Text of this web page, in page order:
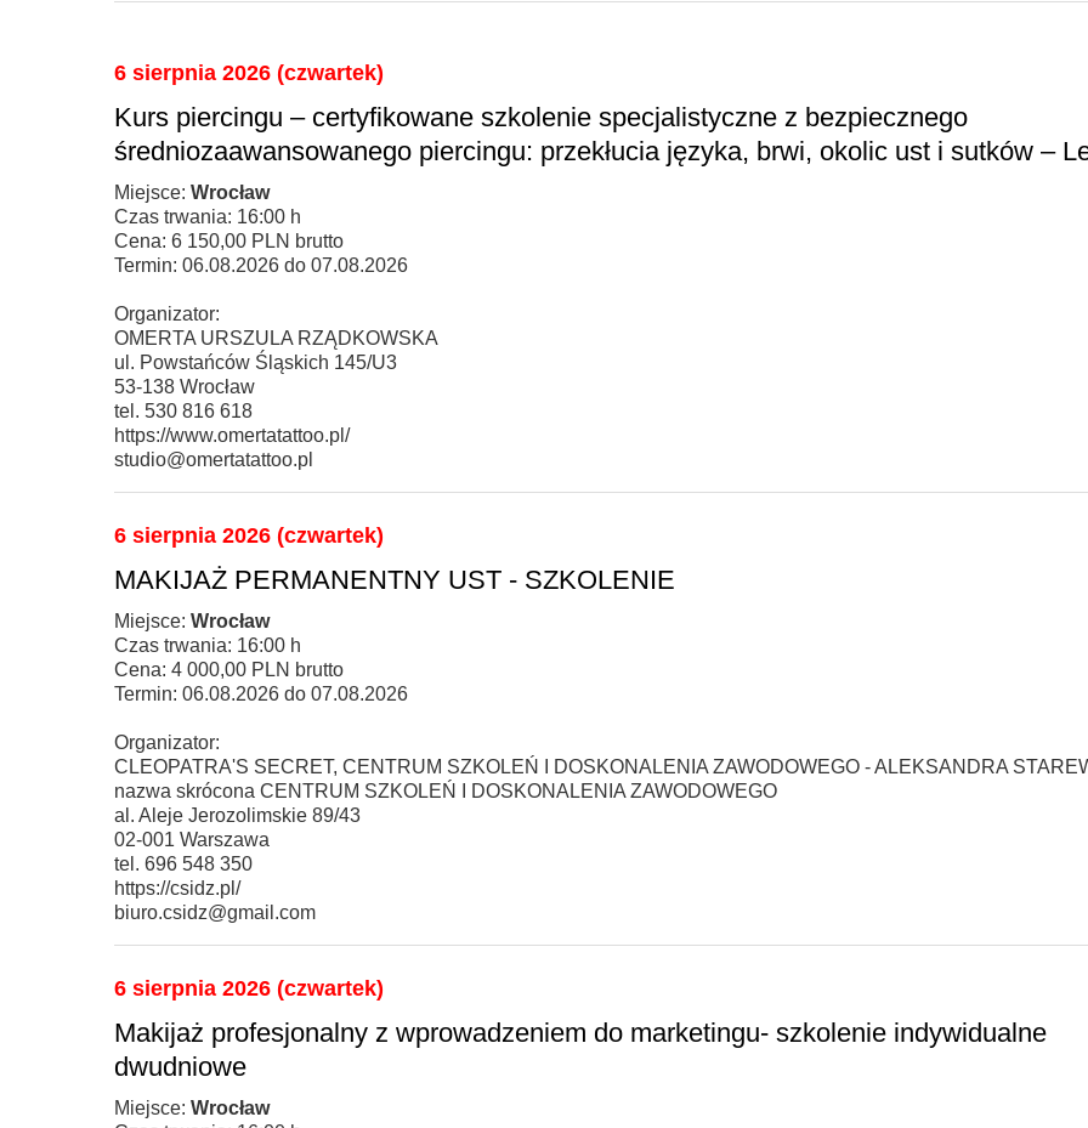
6 sierpnia 2026 (czwartek)
Kurs piercingu – certyfikowane szkolenie specjalistyczne z bezpiecznego
średniozaawansowanego piercingu: przekłucia języka, brwi, okolic ust i sutków –
Miejsce: Wrocław
Czas trwania: 16:00 h
Cena: 6 150,00 PLN brutto
Termin: 06.08.2026 do 07.08.2026
Organizator:
OMERTA URSZULA RZĄDKOWSKA
ul. Powstańców Śląskich 145/U3
53-138 Wrocław
tel. 530 816 618
https://www.omertatattoo.pl/
studio@omertatattoo.pl
6 sierpnia 2026 (czwartek)
MAKIJAŻ PERMANENTNY UST - SZKOLENIE
Miejsce: Wrocław
Czas trwania: 16:00 h
Cena: 4 000,00 PLN brutto
Termin: 06.08.2026 do 07.08.2026
Organizator:
CLEOPATRA'S SECRET, CENTRUM SZKOLEŃ I DOSKONALENIA ZAWODOWEGO - ALEKSANDRA
nazwa skrócona CENTRUM SZKOLEŃ I DOSKONALENIA ZAWODOWEGO
al. Aleje Jerozolimskie 89/43
02-001 Warszawa
tel. 696 548 350
https://csidz.pl/
biuro.csidz@gmail.com
6 sierpnia 2026 (czwartek)
Makijaż profesjonalny z wprowadzeniem do marketingu- szkolenie indywidualne
dwudniowe
Miejsce: Wrocław